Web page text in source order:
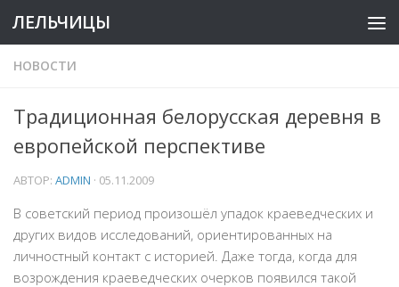
ЛЕЛЬЧИЦЫ
НОВОСТИ
Традиционная белорусская деревня в
европейской перспективе
АВТОР: ADMIN · 05.11.2009
В советский период произошёл упадок краеведческих и
других видов исследований, ориентированных на
личностный контакт с историей. Даже тогда, когда для
возрождения краеведческих очерков появился такой